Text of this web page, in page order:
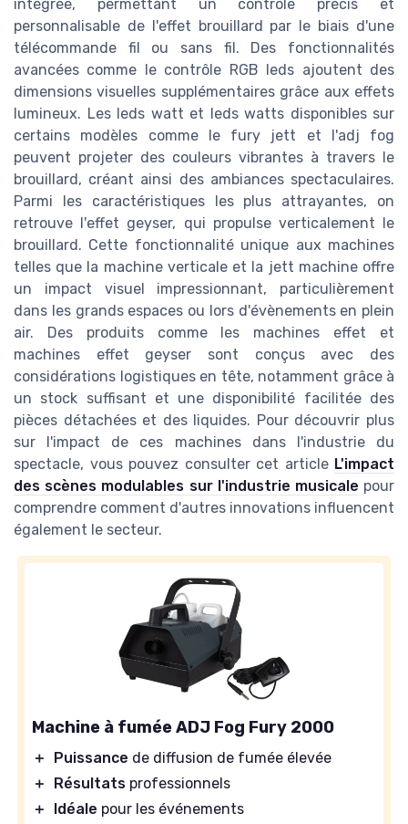
intégrée, permettant un contrôle précis et
personnalisable de l'effet brouillard par le biais d'une
télécommande fil ou sans fil. Des fonctionnalités
avancées comme le contrôle RGB leds ajoutent des
dimensions visuelles supplémentaires grâce aux effets
lumineux. Les leds watt et leds watts disponibles sur
certains modèles comme le fury jett et l'adj fog
peuvent projeter des couleurs vibrantes à travers le
brouillard, créant ainsi des ambiances spectaculaires.
Parmi les caractéristiques les plus attrayantes, on
retrouve l'effet geyser, qui propulse verticalement le
brouillard. Cette fonctionnalité unique aux machines
telles que la machine verticale et la jett machine offre
un impact visuel impressionnant, particulièrement
dans les grands espaces ou lors d'évènements en plein
air. Des produits comme les machines effet et
machines effet geyser sont conçus avec des
considérations logistiques en tête, notamment grâce à
un stock suffisant et une disponibilité facilitée des
pièces détachées et des liquides. Pour découvrir plus
sur l'impact de ces machines dans l'industrie du
spectacle, vous pouvez consulter cet article L'impact
des scènes modulables sur l'industrie musicale pour
comprendre comment d'autres innovations influencent
également le secteur.
Machine à fumée ADJ Fog Fury 2000
＋ Puissance de diffusion de fumée élevée
＋
Résultats professionnels
＋
Idéale pour les événements